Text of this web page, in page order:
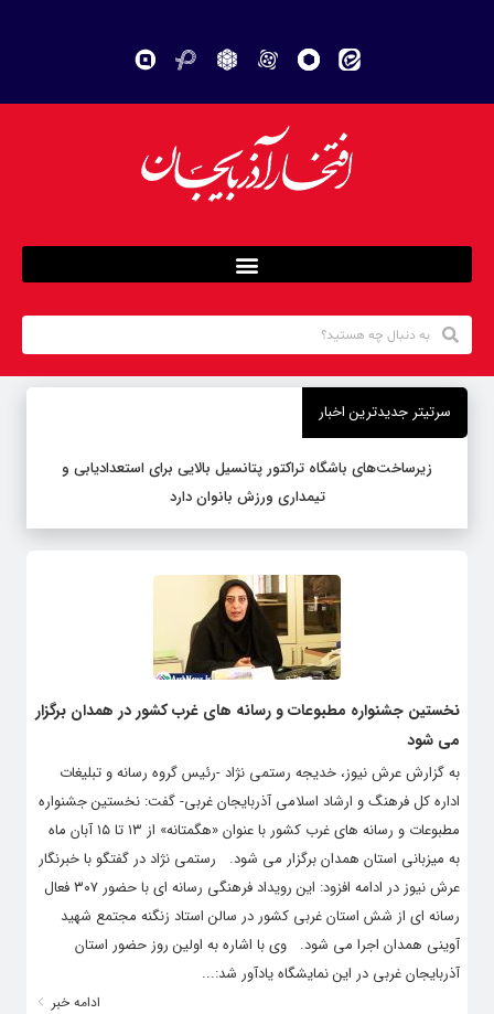
سرتیتر جدیدترین اخبار
زیرساخت‌های باشگاه تراکتور پتانسیل بالایی برای استعدادیابی و
تیمداری ورزش بانوان دارد
نخستین جشنواره مطبوعات و رسانه های غرب کشور در همدان برگزار
می شود
به گزارش عرش نیوز، خدیجه رستمی نژاد -رئیس گروه رسانه و تبلیغات
اداره کل فرهنگ و ارشاد اسلامی آذربایجان غربی- گفت: نخستین جشنواره
مطبوعات و رسانه های غرب کشور با عنوان «هگمتانه» از ۱۳ تا ۱۵ آبان ماه
به میزبانی استان همدان برگزار می شود. رستمی نژاد در گفتگو با خبرنگار
عرش نیوز در ادامه افزود: این رویداد فرهنگی رسانه ای با حضور ۳۰۷ فعال
رسانه ای از شش استان غربی کشور در سالن استاد زنگنه مجتمع شهید
آوینی همدان اجرا می شود. وی با اشاره به اولین روز حضور استان
آذربایجان غربی در این نمایشگاه یادآور شد:...
ادامه خبر